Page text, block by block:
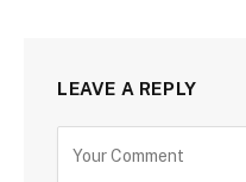
LEAVE A REPLY